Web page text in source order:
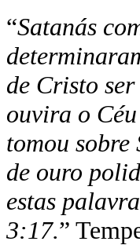
“Satanás
de Cristo
ouvira o
tomou sobre
de ouro
estas
3:17.”